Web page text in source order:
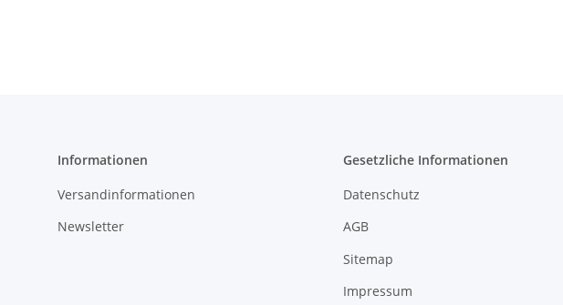
Informationen
Versandinformationen
Newsletter
Gesetzliche Informationen
Datenschutz
AGB
Sitemap
Impressum